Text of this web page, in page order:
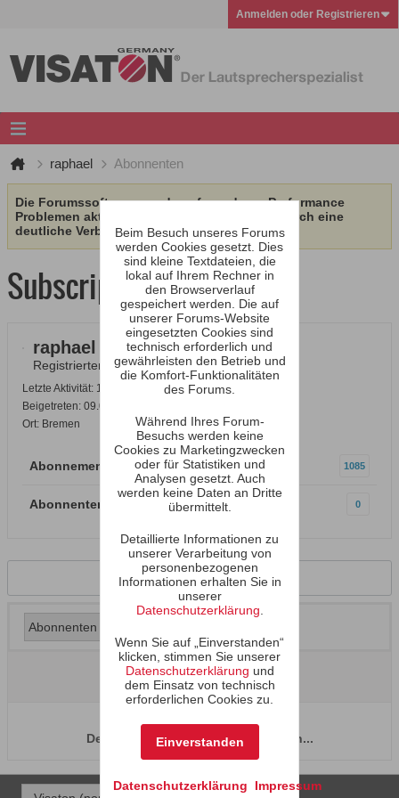
Anmelden oder Registrieren
raphael Abonnenten
Die Forumssoftware wurde aufgrund von Performance
Problemen aktualisiert. Wir erhoffen uns dadurch eine
deutliche Verbesserung.
Subscription
raphael
Registrierter Benutzer
Letzte Aktivität: 11.11.2025, 16:24
Beigetreten: 09.05.2001
Ort: Bremen
Abonnements 1085
Abonnenten 0
Zurück zum Profil
Der Benutzer hat keine Abonnenten...
Beim Besuch unseres Forums
werden Cookies gesetzt. Dies
sind kleine Textdateien, die
lokal auf Ihrem Rechner in
den Browserverlauf
gespeichert werden. Die auf
unserer Forums-Website
eingesetzten Cookies sind
technisch erforderlich und
gewährleisten den Betrieb und
die Komfort-Funktionalitäten
des Forums.
Während Ihres Forum-
Besuchs werden keine
Cookies zu Marketingzwecken
oder für Statistiken und
Analysen gesetzt. Auch
werden keine Daten an Dritte
übermittelt.
Detaillierte Informationen zu
unserer Verarbeitung von
personenbezogenen
Informationen erhalten Sie in
unserer
Datenschutzerklärung
Wenn Sie auf „Einverstanden“
klicken, stimmen Sie unserer
Datenschutzerklärung und
dem Einsatz von technisch
erforderlichen Cookies zu.
Datenschutzerklärung Impressum
Einverstanden